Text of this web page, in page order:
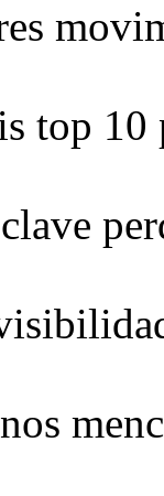
top